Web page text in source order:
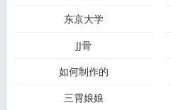
东京大学
JJ骨
如何制作的
三霄娘娘